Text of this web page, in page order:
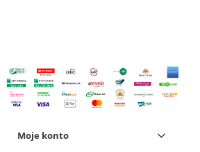
Moje konto